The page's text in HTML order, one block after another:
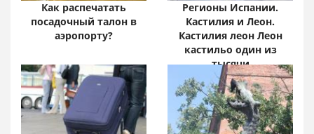
Как распечатать
посадочный талон в
аэропорту?
Регионы Испании.
Кастилия и Леон.
Кастилия леон Леон
кастильо один из
тысячи